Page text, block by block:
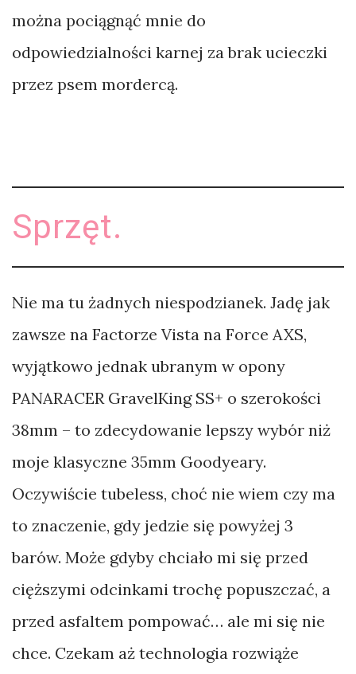
można pociągnąć mnie do
odpowiedzialności karnej za brak ucieczki
przez psem mordercą.
Sprzęt.
Nie ma tu żadnych niespodzianek. Jadę jak
zawsze na Factorze Vista na Force AXS,
wyjątkowo jednak ubranym w opony
PANARACER GravelKing SS+ o szerokości
38mm – to zdecydowanie lepszy wybór niż
moje klasyczne 35mm Goodyeary.
Oczywiście tubeless, choć nie wiem czy ma
to znaczenie, gdy jedzie się powyżej 3
barów. Może gdyby chciało mi się przed
cięższymi odcinkami trochę popuszczać, a
przed asfaltem pompować… ale mi się nie
chce. Czekam aż technologia rozwiąże